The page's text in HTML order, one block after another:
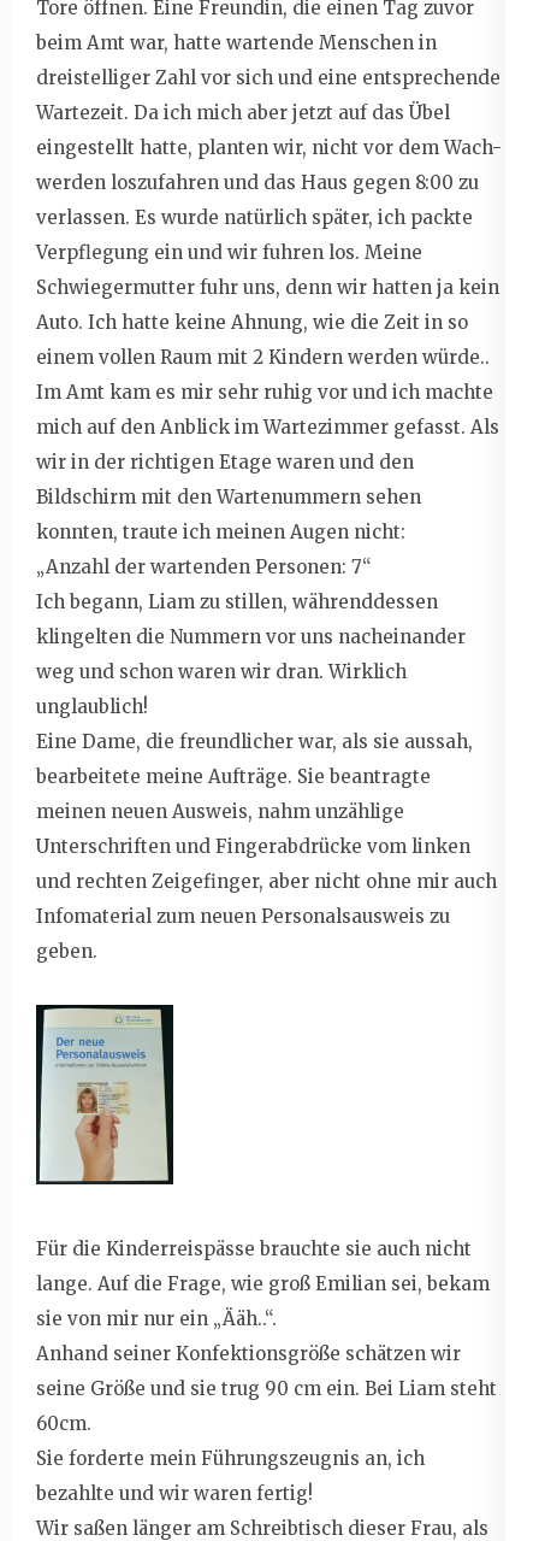
Tore öffnen. Eine Freundin, die einen Tag zuvor
beim Amt war, hatte wartende Menschen in
dreistelliger Zahl vor sich und eine entsprechende
Wartezeit. Da ich mich aber jetzt auf das Übel
eingestellt hatte, planten wir, nicht vor dem Wach-
werden loszufahren und das Haus gegen 8:00 zu
verlassen. Es wurde natürlich später, ich packte
Verpflegung ein und wir fuhren los. Meine
Schwiegermutter fuhr uns, denn wir hatten ja kein
Auto. Ich hatte keine Ahnung, wie die Zeit in so
einem vollen Raum mit 2 Kindern werden würde..
Im Amt kam es mir sehr ruhig vor und ich machte
mich auf den Anblick im Wartezimmer gefasst. Als
wir in der richtigen Etage waren und den
Bildschirm mit den Wartenummern sehen
konnten, traute ich meinen Augen nicht:
„Anzahl der wartenden Personen: 7“
Ich begann, Liam zu stillen, währenddessen
klingelten die Nummern vor uns nacheinander
weg und schon waren wir dran. Wirklich
unglaublich!
Eine Dame, die freundlicher war, als sie aussah,
bearbeitete meine Aufträge. Sie beantragte
meinen neuen Ausweis, nahm unzählige
Unterschriften und Fingerabdrücke vom linken
und rechten Zeigefinger, aber nicht ohne mir auch
Infomaterial zum neuen Personalsausweis zu
geben.
Für die Kinderreispässe brauchte sie auch nicht
lange. Auf die Frage, wie groß Emilian sei, bekam
sie von mir nur ein „Ääh..“.
Anhand seiner Konfektionsgröße schätzen wir
seine Größe und sie trug 90 cm ein. Bei Liam steht
60cm.
Sie forderte mein Führungszeugnis an, ich
bezahlte und wir waren fertig!
Wir saßen länger am Schreibtisch dieser Frau, als